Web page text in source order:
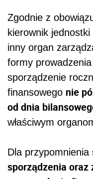
Zgodnie z
kierownik jednostki
inny organ
formy
sporządzenie
finansowego nie
od dnia
właściwym
Dla przypomnienia
sporządzenia oraz